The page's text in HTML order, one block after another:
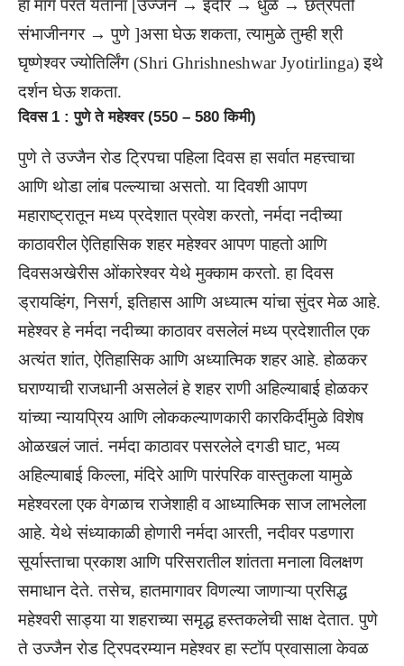
हा मार्ग परत येताना [उज्जैन → इंदौर → धुळे → छत्रपती
संभाजीनगर → पुणे ]असा घेऊ शकता, त्यामुळे तुम्ही श्री
घृष्णेश्वर ज्योतिर्लिंग (Shri Ghrishneshwar Jyotirlinga) इथे
दर्शन घेऊ शकता.
दिवस 1 : पुणे ते महेश्वर (550 – 580 किमी)
पुणे ते उज्जैन रोड ट्रिपचा पहिला दिवस हा सर्वात महत्त्वाचा
आणि थोडा लांब पल्ल्याचा असतो. या दिवशी आपण
महाराष्ट्रातून मध्य प्रदेशात प्रवेश करतो, नर्मदा नदीच्या
काठावरील ऐतिहासिक शहर महेश्वर आपण पाहतो आणि
दिवसअखेरीस ओंकारेश्वर येथे मुक्काम करतो. हा दिवस
ड्रायव्हिंग, निसर्ग, इतिहास आणि अध्यात्म यांचा सुंदर मेळ आहे.
महेश्वर हे नर्मदा नदीच्या काठावर वसलेलं मध्य प्रदेशातील एक
अत्यंत शांत, ऐतिहासिक आणि अध्यात्मिक शहर आहे. होळकर
घराण्याची राजधानी असलेलं हे शहर राणी अहिल्याबाई होळकर
यांच्या न्यायप्रिय आणि लोककल्याणकारी कारकिर्दीमुळे विशेष
ओळखलं जातं. नर्मदा काठावर पसरलेले दगडी घाट, भव्य
अहिल्याबाई किल्ला, मंदिरे आणि पारंपरिक वास्तुकला यामुळे
महेश्वरला एक वेगळाच राजेशाही व आध्यात्मिक साज लाभलेला
आहे. येथे संध्याकाळी होणारी नर्मदा आरती, नदीवर पडणारा
सूर्यास्ताचा प्रकाश आणि परिसरातील शांतता मनाला विलक्षण
समाधान देते. तसेच, हातमागावर विणल्या जाणाऱ्या प्रसिद्ध
महेश्वरी साड्या या शहराच्या समृद्ध हस्तकलेची साक्ष देतात. पुणे
ते उज्जैन रोड ट्रिपदरम्यान महेश्वर हा स्टॉप प्रवासाला केवळ